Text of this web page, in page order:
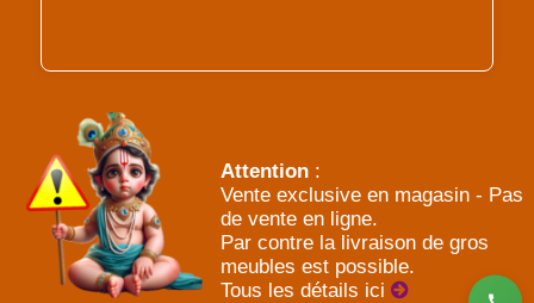
Attention :
Vente exclusive en magasin - Pas
de vente en ligne.
Par contre la livraison de gros
meubles est possible.
Tous les détails ici